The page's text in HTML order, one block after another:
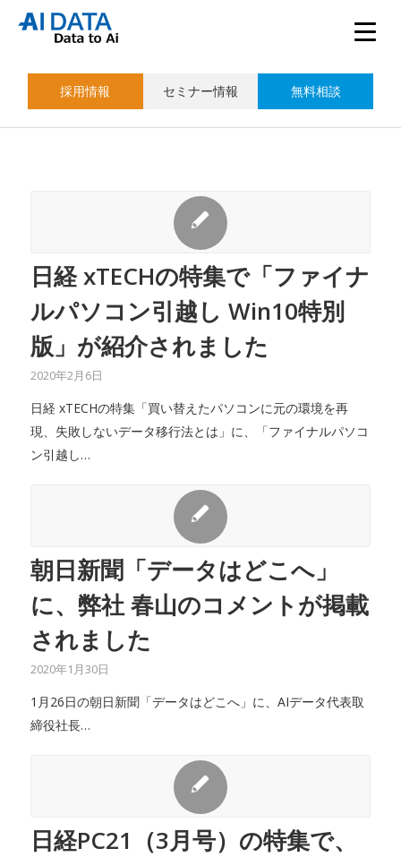
採用情報 セミナー情報 無料相談
日経 xTECHの特集で「ファイナ
ルパソコン引越し Win10特別
版」が紹介されました
2020年2月6日
日経 xTECHの特集「買い替えたパソコンに元の環境を再
現、失敗しないデータ移行法とは」に、「ファイナルパソコ
ン引越し…
朝日新聞「データはどこへ」
に、弊社 春山のコメントが掲載
されました
2020年1月30日
1月26日の朝日新聞「データはどこへ」に、AIデータ代表取
締役社長…
日経PC21（3月号）の特集で、